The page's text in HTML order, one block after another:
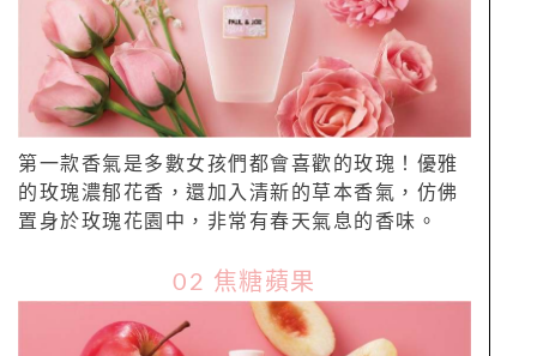
第一款香氣是多數女孩們都會喜歡的玫瑰！優雅
的玫瑰濃郁花香，還加入清新的草本香氣，仿佛
置身於玫瑰花園中，非常有春天氣息的香味。
02 焦糖蘋果